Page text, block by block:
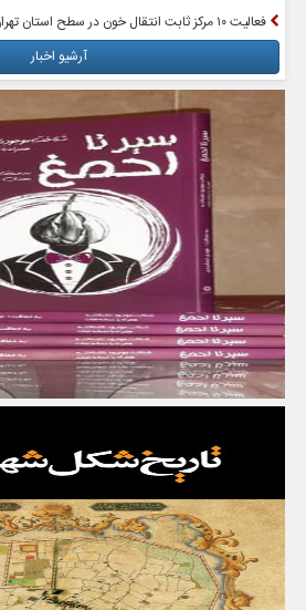
فعالیت ۱۰ مرکز ثابت انتقال خون در سطح استان تهران
آرشیو اخبار